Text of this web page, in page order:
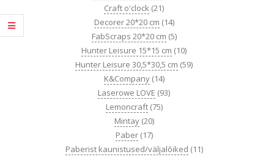
Craft o'clock (21)
Decorer 20*20 cm (14)
FabScraps 20*20 cm (5)
Hunter Leisure 15*15 cm (10)
Hunter Leisure 30,5*30,5 cm (59)
K&Company (14)
Laserowe LOVE (93)
Lemoncraft (75)
Mintay (20)
Paber (17)
Paberist kaunistused/väljalõiked (11)